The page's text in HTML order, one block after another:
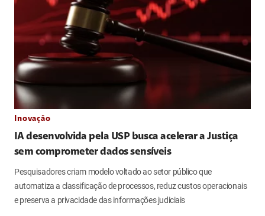
Inovação
IA desenvolvida pela USP busca acelerar a Justiça
sem comprometer dados sensíveis
Pesquisadores criam modelo voltado ao setor público que
automatiza a classificação de processos, reduz custos operacionais
e preserva a privacidade das informações judiciais